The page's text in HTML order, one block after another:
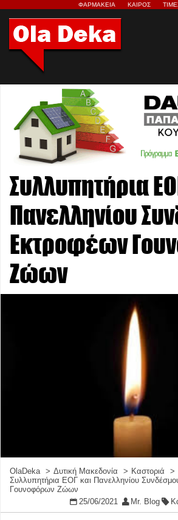
ΦΑΡΜΑΚΕΙΑ ΚΑΙΡΟΣ
Συλλυπητήρια
Πανελληνίου
Εκτροφέων
Ζώων
OlaDeka Δυτική Μακεδονία
Καστοριά
Συλλυπητήρια ΕΟΓ και Πανελληνίου
Γουνοφόρων Ζώων
25/06/2021
Mr. Blog